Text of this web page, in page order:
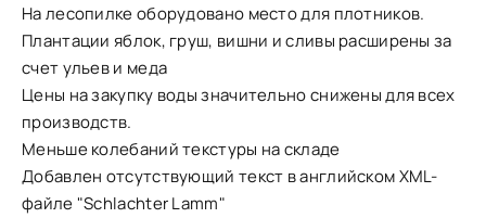
На лесопилке оборудовано место для плотников.
Плантации яблок, груш, вишни и сливы расширены за
счет ульев и меда
Цены на закупку воды значительно снижены для всех
производств.
Меньше колебаний текстуры на складе
Добавлен отсутствующий текст в английском XML-
файле "Schlachter Lamm"